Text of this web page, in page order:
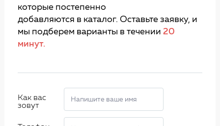
которые постепенно
добавляются в каталог. Оставьте заявку, и
мы подберем варианты в течении 20
минут.
Как вас
зовут